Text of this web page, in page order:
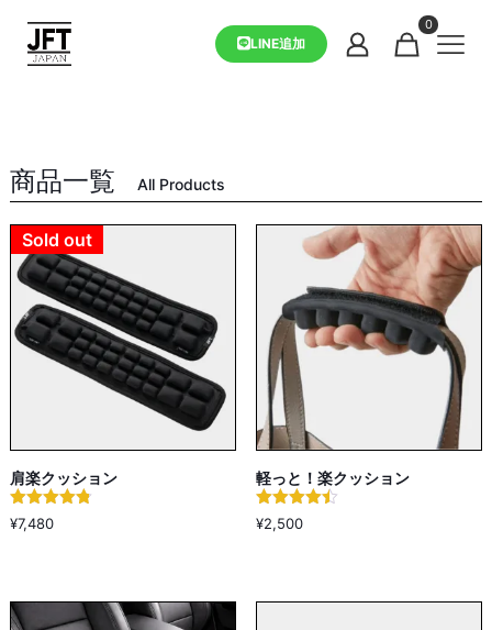
LINE追加
0
商品一覧 All Products
Sold out
肩楽クッション
5段階中
4.78
¥7,480
軽っと！楽クッション
5段階中
4.43
¥2,500